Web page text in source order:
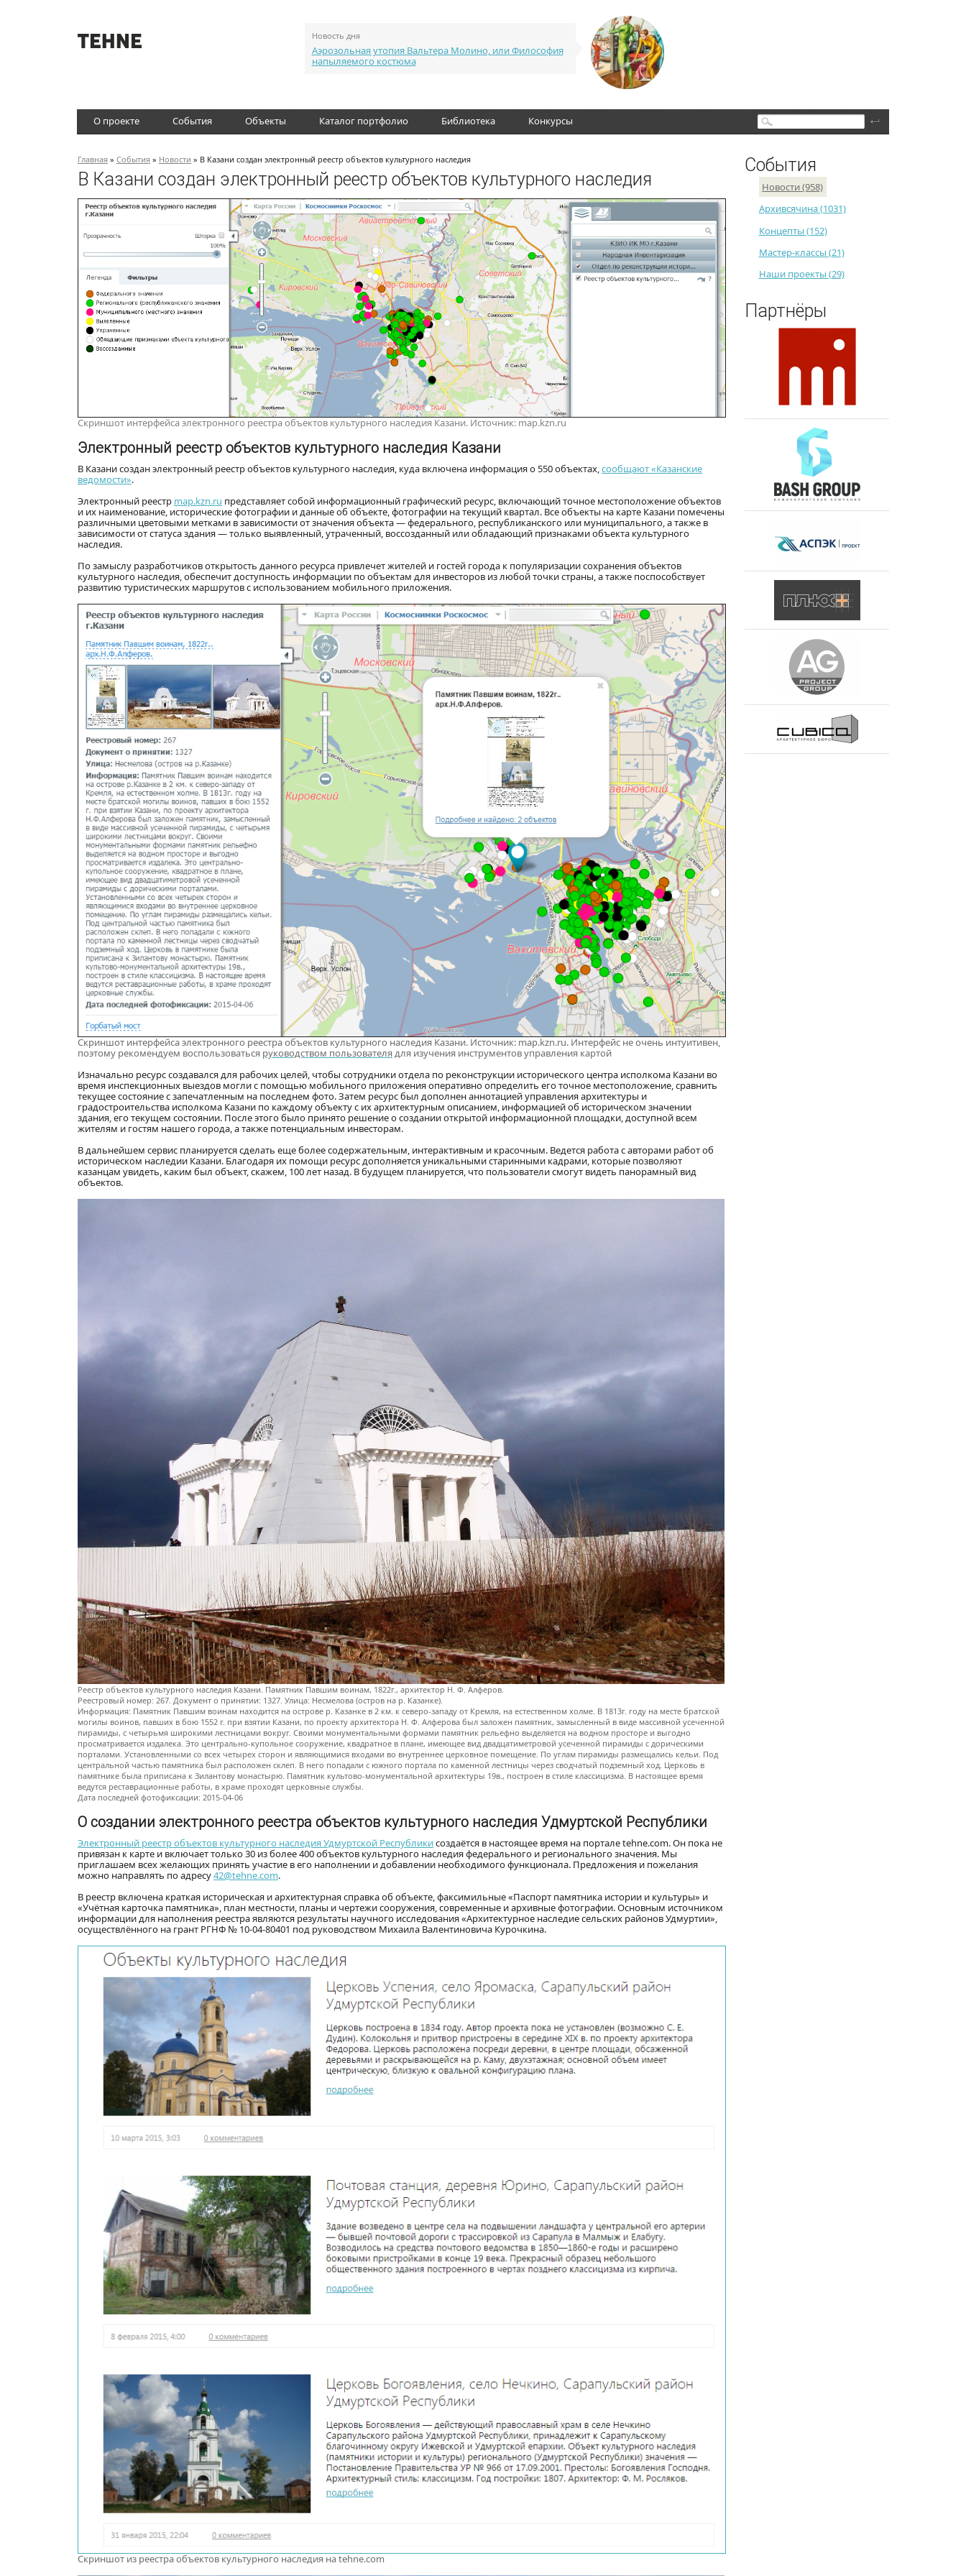
Новость дня
Аэрозольная утопия Вальтера Молино, или Философия
напыляемого костюма
О проекте События Объекты Каталог портфолио Библиотека Конкурсы Поиск
Главная » События » Новости » В Казани создан электронный реестр объектов культурного наследия
В Казани создан электронный реестр объектов культурного наследия
Скриншот интерфейса электронного реестра объектов культурного наследия Казани. Источник: map.kzn.ru
Электронный реестр объектов культурного наследия Казани
В Казани создан электронный реестр объектов культурного наследия, куда включена информация о 550 объектах,сообщают «Казанские
ведомости».
Электронный реестр map.kzn.ru представляет собой информационный графический ресурс, включающий точное местоположение объектов
и их наименование, исторические фотографии и данные об объекте, фотографии на текущий квартал. Все объекты на карте Казани помечены
различными цветовыми метками в зависимости от значения объекта — федерального, республиканского или муниципального, а также в
зависимости от статуса здания — только выявленный, утраченный, воссозданный или обладающий признаками объекта культурного
наследия.
По замыслу разработчиков открытость данного ресурса привлечет жителей и гостей города к популяризации сохранения объектов
культурного наследия, обеспечит доступность информации по объектам для инвесторов из любой точки страны, а также поспособствует
развитию туристических маршрутов с использованием мобильного приложения.
Скриншот интерфейса электронного реестра объектов культурного наследия Казани. Источник: map.kzn.ru. Интерфейс не очень интуитивен,
поэтому рекомендуем воспользоваться руководством пользователядля изучения инструментов управления картой
Изначально ресурс создавался для рабочих целей, чтобы сотрудники отдела по реконструкции исторического центра исполкома Казани во
время инспекционных выездов могли с помощью мобильного приложения оперативно определить его точное местоположение, сравнить
текущее состояние с запечатленным на последнем фото. Затем ресурс был дополнен аннотацией управления архитектуры и
градостроительства исполкома Казани по каждому объекту с их архитектурным описанием, информацией об историческом значении
здания, его текущем состоянии. После этого было принято решение о создании открытой информационной площадки, доступной всем
жителям и гостям нашего города, а также потенциальным инвесторам.
В дальнейшем сервис планируется сделать еще более содержательным, интерактивным и красочным. Ведется работа с авторами работ об
историческом наследии Казани. Благодаря их помощи ресурс дополняется уникальными старинными кадрами, которые позволяют
казанцам увидеть, каким был объект, скажем, 100 лет назад. В будущем планируется, что пользователи смогут видеть панорамный вид
объектов.
Реестр объектов культурного наследия Казани. Памятник Павшим воинам, 1822г., архитектор Н. Ф. Алферов.
Реестровый номер: 267. Документ о принятии: 1327. Улица: Несмелова (остров на р. Казанке).
Информация: Памятник Павшим воинам находится на острове р. Казанке в 2 км. к северо-западу от Кремля, на естественном холме. В 1813г. году на месте братской
могилы воинов, павших в бою 1552 г. при взятии Казани, по проекту архитектора Н. Ф. Алферова был заложен памятник, замысленный в виде массивной усеченной
пирамиды, с четырьмя широкими лестницами вокруг. Своими монументальными формами памятник рельефно выделяется на водном просторе и выгодно
просматривается издалека. Это центрально-купольное сооружение, квадратное в плане, имеющее вид двадцатиметровой усеченной пирамиды с дорическими
порталами. Установленными со всех четырех сторон и являющимися входами во внутреннее церковное помещение. По углам пирамиды размещались кельи. Под
центральной частью памятника был расположен склеп. В него попадали с южного портала по каменной лестницы через сводчатый подземный ход. Церковь в
памятнике была приписана к Зилантову монастырю. Памятник культово-монументальной архитектуры 19в., построен в стиле классицизма. В настоящее время
ведутся реставрационные работы, в храме проходят церковные службы.
Дата последней фотофиксации: 2015-04-06
О создании электронного реестра объектов культурного наследия Удмуртской Республики
Электронный реестр объектов культурного наследия Удмуртской Республикисоздаётся в настоящее время на портале tehne.com. Он пока не
привязан к карте и включает только 30 из более 400 объектов культурного наследия федерального и регионального значения. Мы
приглашаем всех желающих принять участие в его наполнении и добавлении необходимого функционала. Предложения и пожелания
можно направлять по адресу42@tehne.com.
В реестр включена краткая историческая и архитектурная справка об объекте, факсимильные «Паспорт памятника истории и культуры» и
«Учётная карточка памятника», план местности, планы и чертежи сооружения, современные и архивные фотографии. Основным источником
информации для наполнения реестра являются результаты научного исследования «Архитектурное наследие сельских районов Удмуртии»,
осуществлённого на грант РГНФ № 10-04-80401 под руководством Михаила Валентиновича Курочкина.
Скриншот из реестра объектов культурного наследия на tehne.com
События
Новости (958)
Архивсячина (1031)
Концепты (152)
Мастер-классы (21)
Наши проекты (29)
Партнёры